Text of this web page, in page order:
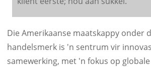
Die Amerikaanse maatskappy onder
handelsmerk is 'n sentrum vir
samewerking, met 'n fokus op globale